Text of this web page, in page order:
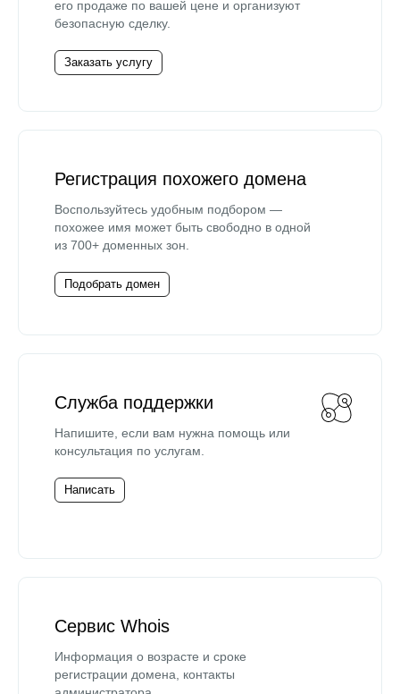
его продаже по вашей цене и организуют
безопасную сделку.
Заказать услугу
Регистрация похожего домена
Воспользуйтесь удобным подбором —
похожее имя может быть свободно в одной
из 700+ доменных зон.
Подобрать домен
Служба поддержки
Напишите, если вам нужна помощь или
консультация по услугам.
Написать
Сервис Whois
Информация о возрасте и сроке
регистрации домена, контакты